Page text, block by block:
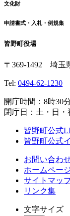
文化財
申請書式・入札・例規集
皆野町役場
〒369-1492 埼玉
Tel: 0494-62-1230
開庁時間：8時30
閉庁日：土・日・
皆野町公式
皆野町公式
お問い合わ
ホームペー
サイトマッ
リンク集
文字サイズ